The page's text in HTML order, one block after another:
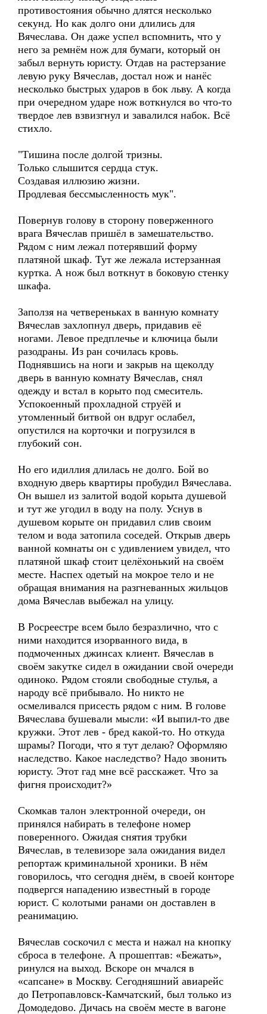
противостояния обычно длятся несколько
секунд. Но как долго они длились для
Вячеслава. Он даже успел вспомнить, что у
него за ремнём нож для бумаги, который он
забыл вернуть юристу. Отдав на растерзание
левую руку Вячеслав, достал нож и нанёс
несколько быстрых ударов в бок льву. А когда
при очередном ударе нож воткнулся во что-то
твердое лев взвизгнул и завалился набок. Всё
стихло.
"Тишина после долгой тризны.
Только слышится сердца стук.
Создавая иллюзию жизни.
Продлевая бессмысленность мук".
Повернув голову в сторону поверженного
врага Вячеслав пришёл в замешательство.
Рядом с ним лежал потерявший форму
платяной шкаф. Тут же лежала истерзанная
куртка. А нож был воткнут в боковую стенку
шкафа.
Заползя на четвереньках в ванную комнату
Вячеслав захлопнул дверь, придавив её
ногами. Левое предплечье и ключица были
разодраны. Из ран сочилась кровь.
Поднявшись на ноги и закрыв на щеколду
дверь в ванную комнату Вячеслав, снял
одежду и встал в корыто под смеситель.
Успокоенный прохладной струёй и
утомленный битвой он вдруг ослабел,
опустился на корточки и погрузился в
глубокий сон.
Но его идиллия длилась не долго. Бой во
входную дверь квартиры пробудил Вячеслава.
Он вышел из залитой водой корыта душевой
и тут же угодил в воду на полу. Уснув в
душевом корыте он придавил слив своим
телом и вода затопила соседей. Открыв дверь
ванной комнаты он с удивлением увидел, что
платяной шкаф стоит целёхонький на своём
месте. Наспех одетый на мокрое тело и не
обращая внимания на разгневанных жильцов
дома Вячеслав выбежал на улицу.
В Росреестре всем было безразлично, что с
ними находится изорванного вида, в
подмоченных джинсах клиент. Вячеслав в
своём закутке сидел в ожидании свой очереди
одиноко. Рядом стояли свободные стулья, а
народу всё прибывало. Но никто не
осмеливался присесть рядом с ним. В голове
Вячеслава бушевали мысли: «И выпил-то две
кружки. Этот лев - бред какой-то. Но откуда
шрамы? Погоди, что я тут делаю? Оформляю
наследство. Какое наследство? Надо звонить
юристу. Этот гад мне всё расскажет. Что за
фигня происходит?»
Скомкав талон электронной очереди, он
принялся набирать в телефоне номер
поверенного. Ожидая снятия трубки
Вячеслав, в телевизоре зала ожидания видел
репортаж криминальной хроники. В нём
говорилось, что сегодня днём, в своей конторе
подвергся нападению известный в городе
юрист. С колотыми ранами он доставлен в
реанимацию.
Вячеслав соскочил с места и нажал на кнопку
сброса в телефоне. А прошептав: «Бежать»,
ринулся на выход. Вскоре он мчался в
«сапсане» в Москву. Сегодняшний авиарейс
до Петропавловск-Камчатский, был только из
Домодедово. Дичась на своём месте в вагоне